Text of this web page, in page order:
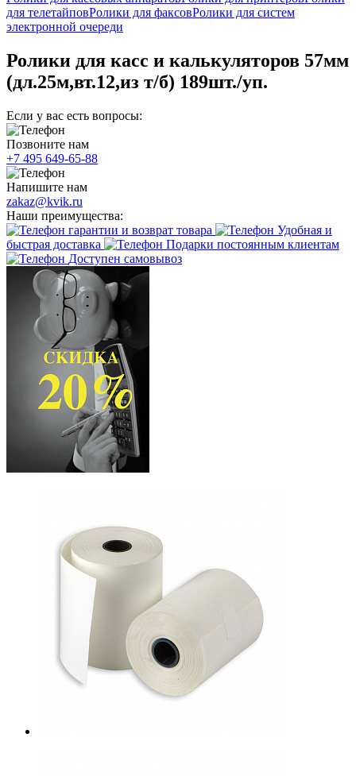
для телетайповРолики для факсовРолики для систем
электронной очереди
Ролики для касс и калькуляторов 57мм
(дл.25м,вт.12,из т/б) 189шт./уп.
Если у вас есть вопросы:
Позвоните нам
+7 495 649-65-88
Напишите нам
zakaz@kvik.ru
Наши преимущества:
гарантии и возврат товара
Удобная и
быстрая доставка
Подарки постоянным клиентам
Доступен самовывоз